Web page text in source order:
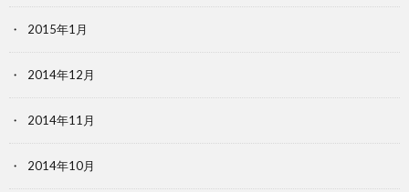
2015年1月
2014年12月
2014年11月
2014年10月